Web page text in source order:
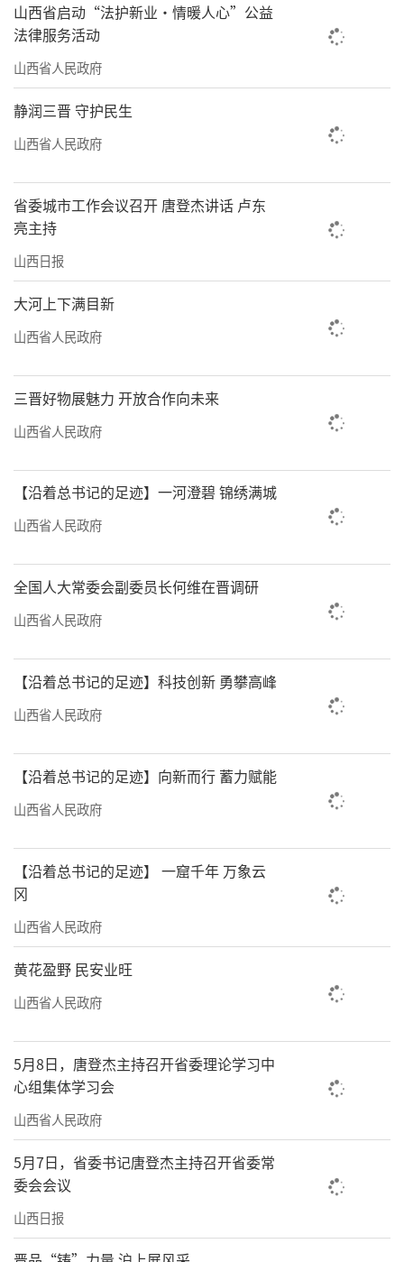
山西省启动“法护新业·情暖人心”公益
法律服务活动
山西省人民政府
静润三晋 守护民生
山西省人民政府
省委城市工作会议召开 唐登杰讲话 卢东
亮主持
山西日报
大河上下满目新
山西省人民政府
三晋好物展魅力 开放合作向未来
山西省人民政府
【沿着总书记的足迹】一河澄碧 锦绣满城
山西省人民政府
全国人大常委会副委员长何维在晋调研
山西省人民政府
【沿着总书记的足迹】科技创新 勇攀高峰
山西省人民政府
【沿着总书记的足迹】向新而行 蓄力赋能
山西省人民政府
【沿着总书记的足迹】 一窟千年 万象云
冈
山西省人民政府
黄花盈野 民安业旺
山西省人民政府
5月8日，唐登杰主持召开省委理论学习中
心组集体学习会
山西省人民政府
5月7日，省委书记唐登杰主持召开省委常
委会会议
山西日报